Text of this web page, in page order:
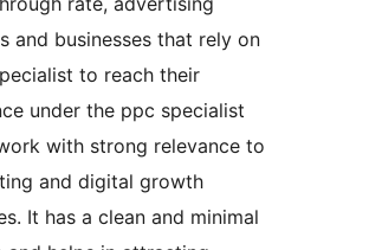
and businesses that rely on
to reach their
under the ppc specialist
with strong relevance to
and digital growth
It has a clean and minimal